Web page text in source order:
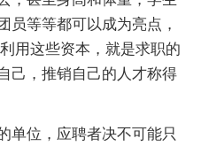
员等等都可以成为亮点，
用这些资本，就是求职的
己，推销自己的人才称得
单位，应聘者决不可能只